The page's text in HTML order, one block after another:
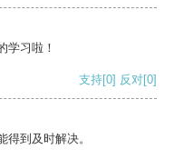
学习啦！
支持[0] 反对[0]
到及时解决。